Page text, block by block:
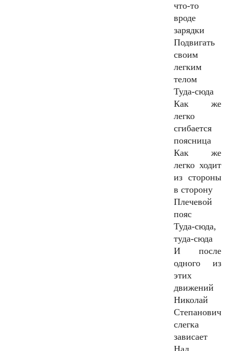
что-то
вроде
зарядки
Подвигать
своим
легким
телом
Туда-сюда
Как же
легко
сгибается
поясница
Как же
легко ходит
из стороны
в сторону
Плечевой
пояс
Туда-сюда,
туда-сюда
И после
одного из
этих
движений
Николай
Степанович
слегка
зависает
Над